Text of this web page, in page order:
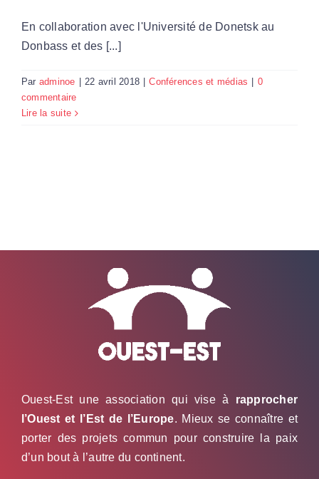
En collaboration avec l'Université de Donetsk au
Donbass et des [...]
Par adminoe 22 avril 2018 Conférences et médias
0
commentaire
Lire la suite
Ouest-Est une association qui vise à rapprocher
l’Ouest et l’Est de l’Europe. Mieux se connaître et
porter des projets commun pour construire la paix
d’un bout à l’autre du continent.